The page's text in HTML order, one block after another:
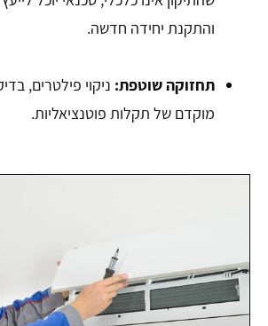
והתקנת יחידה חדשה.
תחזוקה שוטפת: ניקוי פילטרים,
מוקדם של תקלות פוטנציאליות.